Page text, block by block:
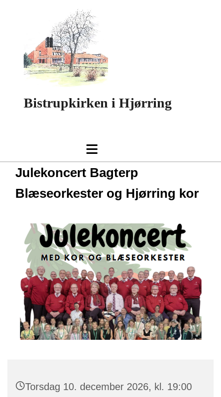
Bistrupkirken i Hjørring
Julekoncert Bagterp
Blæseorkester og Hjørring kor
Torsdag 10. december 2026, kl. 19:00